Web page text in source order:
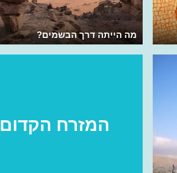
מה הייתה דרך הבשמים?
המזרח הקדום